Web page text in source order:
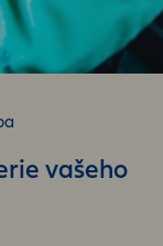
vašeho